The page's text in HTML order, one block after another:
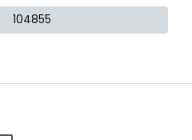
104855